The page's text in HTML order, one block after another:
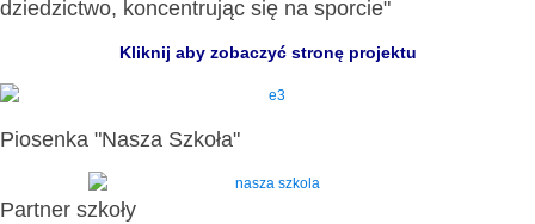
dziedzictwo, koncentrując się na sporcie"
Kliknij aby zobaczyć stronę projektu
Piosenka "Nasza Szkoła"
Partner szkoły